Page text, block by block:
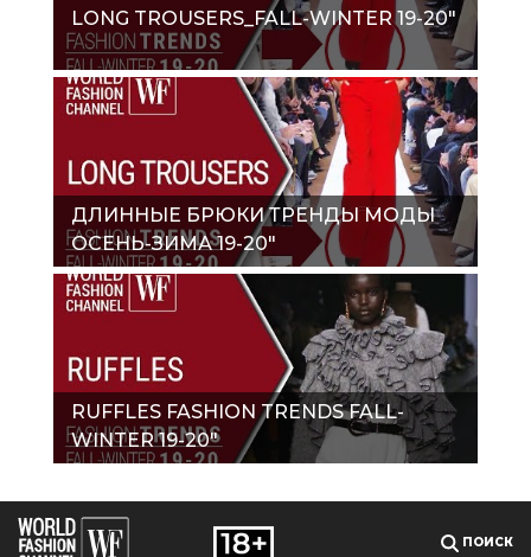
LONG TROUSERS_FALL-WINTER 19-20"
ДЛИННЫЕ БРЮКИ ТРЕНДЫ МОДЫ
ОСЕНЬ-ЗИМА 19-20"
RUFFLES FASHION TRENDS FALL-
WINTER 19-20"
ПОИСК